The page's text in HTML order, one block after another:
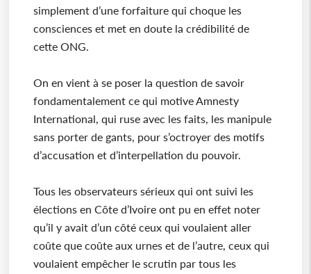
simplement d’une forfaiture qui choque les
consciences et met en doute la crédibilité de
cette ONG.
On en vient à se poser la question de savoir
fondamentalement ce qui motive Amnesty
International, qui ruse avec les faits, les manipule
sans porter de gants, pour s’octroyer des motifs
d’accusation et d’interpellation du pouvoir.
Tous les observateurs sérieux qui ont suivi les
élections en Côte d’Ivoire ont pu en effet noter
qu’il y avait d’un côté ceux qui voulaient aller
coûte que coûte aux urnes et de l’autre, ceux qui
voulaient empêcher le scrutin par tous les